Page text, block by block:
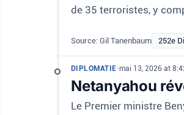
de 35 terroristes, y
Source: Gil Tanenbaum 252e
DIPLOMATIE•mai 13, 2026 at
Netanyahou
Le Premier ministre